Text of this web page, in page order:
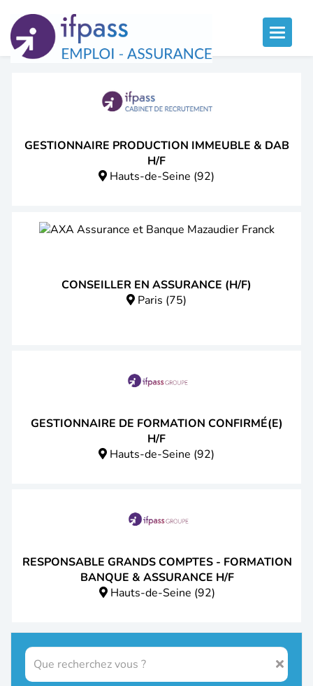
Toggle
GESTIONNAIRE PRODUCTION IMMEUBLE & DAB
H/F
Hauts-de-Seine (92)
CONSEILLER EN ASSURANCE (H/F)
Paris (75)
GESTIONNAIRE DE FORMATION CONFIRMÉ(E)
H/F
Hauts-de-Seine (92)
RESPONSABLE GRANDS COMPTES - FORMATION
BANQUE & ASSURANCE H/F
Hauts-de-Seine (92)